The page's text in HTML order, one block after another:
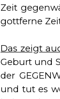
Zeit
gottferne
Das zeigt
Geburt und
der
und tut es